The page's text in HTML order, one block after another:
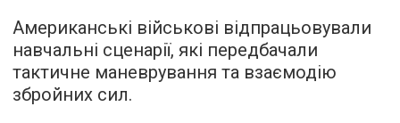
Американські військові відпрацьовували
навчальні сценарії, які передбачали
тактичне маневрування та взаємодію
збройних сил.